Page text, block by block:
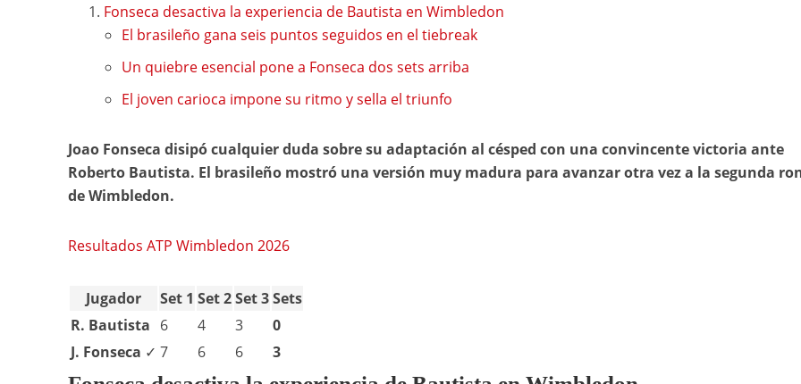
Fonseca desactiva la experiencia de Bautista en Wimbledon
El brasileño gana seis puntos seguidos en el tiebreak
Un quiebre esencial pone a Fonseca dos sets arriba
El joven carioca impone su ritmo y sella el triunfo
Joao Fonseca disipó cualquier duda sobre su adaptación al césped con una convincente victoria ante
Roberto Bautista. El brasileño mostró una versión muy madura para avanzar otra vez a la segunda
de Wimbledon.
Resultados ATP Wimbledon 2026
Jugador Set 1 Set 2 Set 3 Sets
R. Bautista 6 4 3
0
J. Fonseca ✓ 7 6 6 3